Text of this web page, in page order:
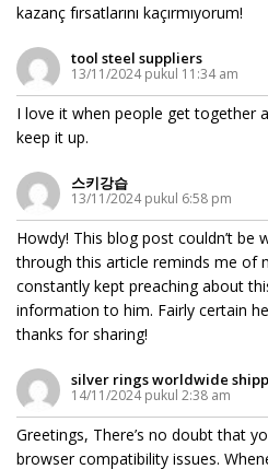
kazanç fırsatlarını kaçırmıyorum!
tool steel suppliers
13/11/2024 pukul 11:34 am
I love it when people get together
keep it up.
스키강습
13/11/2024 pukul 6:58 pm
Howdy! This blog post couldn’t be
through this article reminds me of
constantly kept preaching about
information to him. Fairly certain
thanks for sharing!
silver rings worldwide
14/11/2024 pukul 2:38 am
Greetings, There’s no doubt that
browser compatibility issues.